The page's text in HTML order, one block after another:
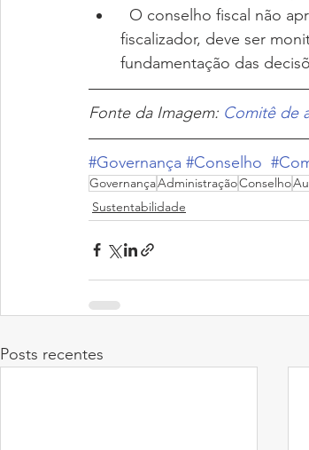
fiscalizador, deve ser
fundamentação das
Fonte da Imagem: Comitê de
#Governança #Conselho
GovernançaAdministraçãoConselho
Sustentabilidade
Posts recentes